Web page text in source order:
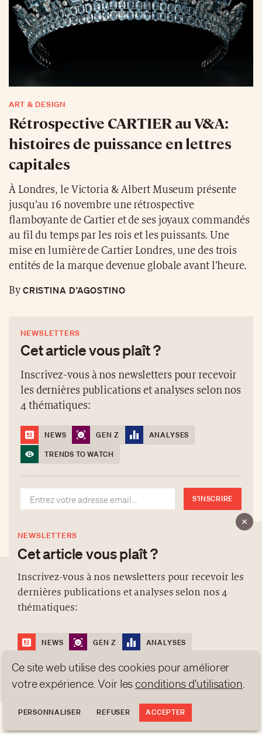
ART & DESIGN
Rétrospective CARTIER au V&A:
histoires de puissance en lettres
capitales
À Londres, le Victoria & Albert Museum présente
jusqu’au 16 novembre une rétrospective
flamboyante de Cartier et de ses joyaux commandés
au fil du temps par les rois et les puissants. Une
mise en lumière de Cartier Londres, une des trois
entités de la marque devenue globale avant l’heure.
ByCRISTINA D’AGOSTINO
NEWSLETTERS
Cet article vous plaît ?
Inscrivez-vous à nos newsletters pour recevoir
les dernières publications et analyses selon nos
4 thématiques:
NEWS GEN Z
ANALYSES
TRENDS TO WATCH
S'INSCRIRE
NEWSLETTERS
Cet article vous plaît ?
Inscrivez-vous à nos newsletters pour recevoir les
dernières publications et analyses selon nos 4
thématiques:
NEWS GEN Z
ANALYSES
TRENDS TO WATCH
À PROPOS
PROTECTION DES DONNÉES
contact@luxurytribune.com
Conçu par Antistatique
Ce site web utilise des cookies pour améliorer
votre expérience. Voir les conditions d'utilisation
PERSONNALISER REFUSER ACCEPTER